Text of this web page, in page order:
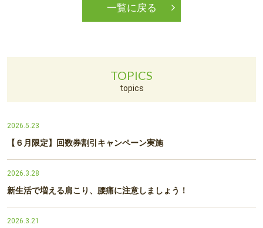
一覧に戻る
TOPICS
topics
2026.5.23
【６月限定】回数券割引キャンペーン実施
2026.3.28
新生活で増える肩こり、腰痛に注意しましょう！
2026.3.21